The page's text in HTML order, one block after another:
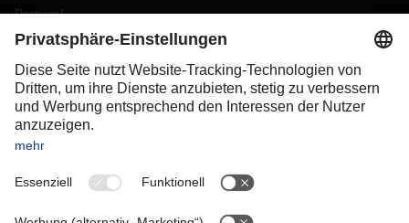
Portugal
Romania
Slovakia
Spain
Sweden
Switzerland
OCEANIA